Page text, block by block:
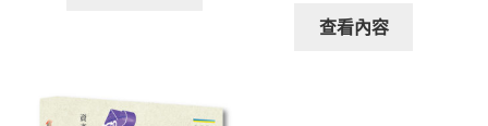
查看內容